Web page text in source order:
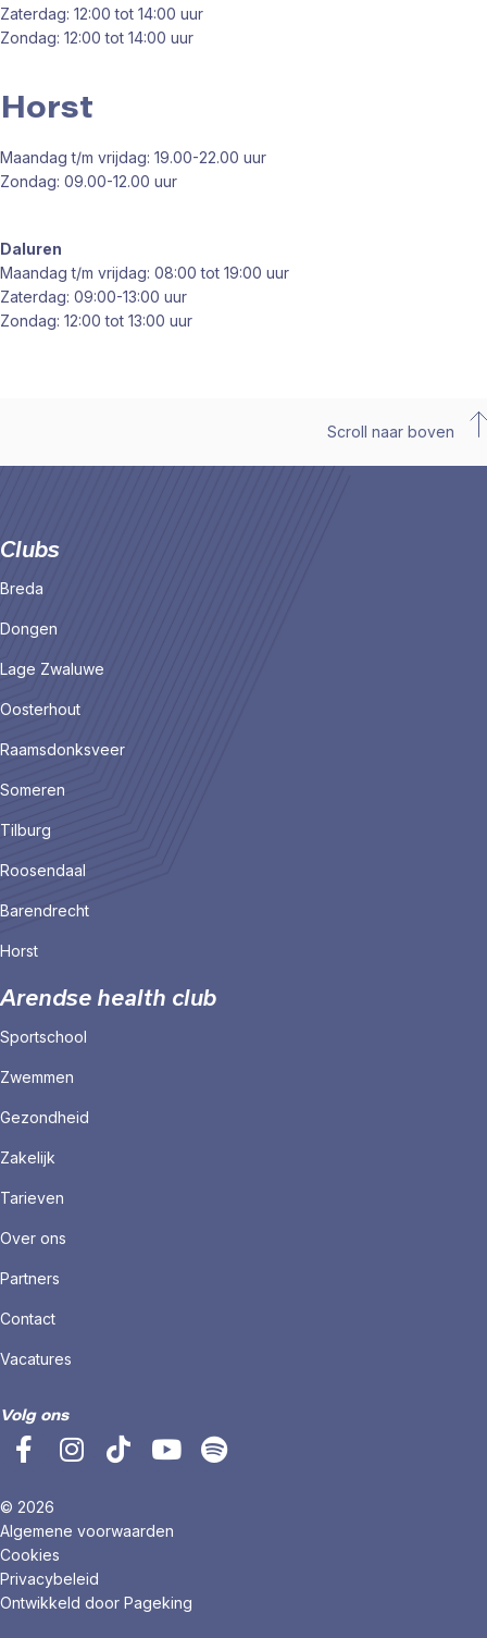
Zaterdag: 12:00 tot 14:00 uur
Zondag: 12:00 tot 14:00 uur
Horst
Maandag t/m vrijdag: 19.00-22.00 uur
Zondag: 09.00-12.00 uur
Daluren
Maandag t/m vrijdag: 08:00 tot 19:00 uur
Zaterdag: 09:00-13:00 uur
Zondag: 12:00 tot 13:00 uur
Scroll naar boven
Clubs
Breda
Dongen
Lage Zwaluwe
Oosterhout
Raamsdonksveer
Someren
Tilburg
Roosendaal
Barendrecht
Horst
Arendse health club
Sportschool
Zwemmen
Gezondheid
Zakelijk
Tarieven
Over ons
Partners
Contact
Vacatures
Volg ons
© 2026
Algemene voorwaarden
Cookies
Privacybeleid
Ontwikkeld door Pageking